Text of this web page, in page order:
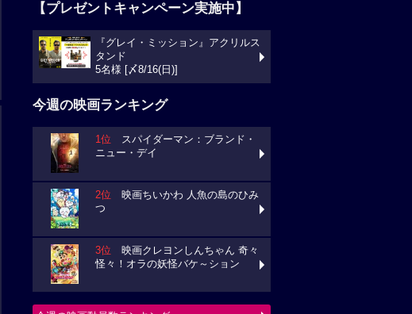
【プレゼントキャンペーン実施中】
『グレイ・ミッション』アクリルス
タンド
5名様 [〆8/16(日)]
今週の映画ランキング
1位 スパイダーマン：ブランド・
ニュー・デイ
2位 映画ちいかわ 人魚の島のひみ
つ
3位 映画クレヨンしんちゃん 奇々
怪々！オラの妖怪バケ～ション